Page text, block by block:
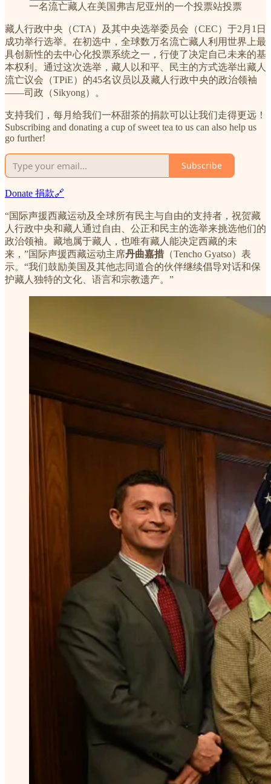
一名流亡藏人在美国弗吉尼亚州的一个投票站投票
藏人行政中央（CTA）及其中央选举委员会（CEC）于2月1日
成功举行选举。在初选中，全球数万名流亡藏人利用世界上最
具创新性的去中心化投票系统之一，行使了决定自己未来的基
本权利。通过这次选举，藏人以和平、民主的方式选举出藏人
流亡议会（TPiE）的45名议员以及藏人行政中央的政治领袖
——司政（Sikyong）。
支持我们，每月给我们一杯甜茶的捐款可以让我们走得更远！
Subscribing and donating a cup of sweet tea to us can also help us
go further!
Subscribe
Donate 捐款🔗
“国际声援西藏运动及全球所有民主与自由的支持者，祝贺藏
人行政中央和藏人通过自由、公正和民主的选举来挑选他们的
政治领袖。藏地属于藏人，也唯有藏人能决定西藏的未
来，”国际声援西藏运动主席丹曲嘉措 （Tencho Gyatso）表
示。“我们鼓励美国及其他志同道合的伙伴继续倡导对话和保
护藏人独特的文化、语言和宗教遗产。”